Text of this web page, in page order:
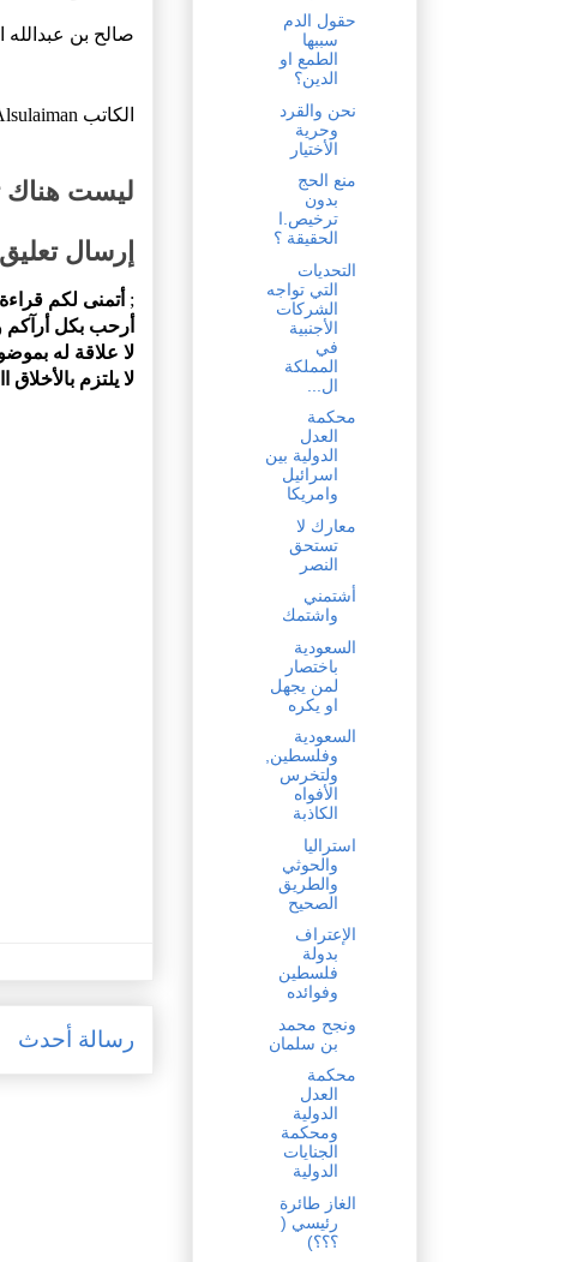
صالح بن عبدالله
الكاتب
ليست هناك
إرسال تعليق
; أتمنى لكم
أرحب بكل أرآكم
لا علاقة له
لا يلتزم بالأخلاق
رسالة أحدث
حقول الدم
سببها
الطمع او
الدين؟
نحن والقرد
وحرية
الأختيار
منع الحج
بدون
ترخيص.ا
الحقيقة ؟
التحديات
التي تواجه
الشركات
الأجنبية
في
المملكة
ال...
محكمة
العدل
الدولية بين
اسرائيل
وامريكا
معارك لا
تستحق
النصر
أشتمني
واشتمك
السعودية
باختصار
لمن يجهل
او يكره
السعودية
وفلسطين,
ولتخرس
الأفواه
الكاذبة
استراليا
والحوثي
والطريق
الصحيح
الإعتراف
بدولة
فلسطين
وفوائده
ونجح محمد
بن سلمان
محكمة
العدل
الدولية
ومحكمة
الجنايات
الدولية
الغاز طائرة
رئيسي (
؟؟؟)